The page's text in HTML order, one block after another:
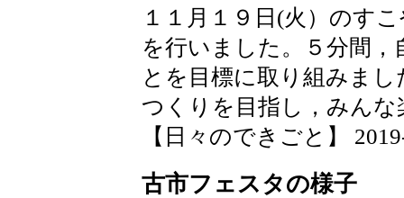
１１月１９日(火）のす
を行いました。５分間
とを目標に取り組みま
つくりを目指し，みん
【日々のできごと】
古市フェスタの様子